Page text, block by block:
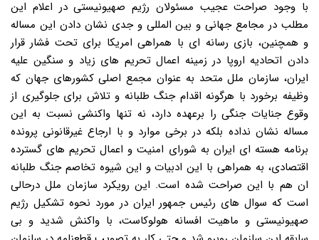
با وجود صراحت عجیب مسئولان رژیم صهیونیستی در اعلام این
مطلب در مجامع جهانی و بین المللی و جدی نشان دادن این مساله
و همچنین، بازی رسانه ای با همراهی امریکا برای تحت فشار قرار
دادن اتحادیه اروپا در زمینه اعمال تحریم های زیاد و سنگین علیه
ایران، سازمان ملل متحد به عنوان مجمع اصلی کشورهای جهان که
وظیفه برخورد با هرگونه اقدام جنگ طلبانه و تلاش برای جلوگیری از
وقوع جنایات جنگی را برعهده دارد، نه تنها واکنشی نسبت به این
مساله نشان نداده بلکه در برخی موارد و با ارجاع غیرقانونی پرونده
برنامه هسته ای ایران به شورای امنیت و اعمال تحریم های گسترده
اقتصادی، به همراهی با این ادبیات و این شیوه تخاصم جنگ طلبانه
ان هم با این صراحت شده است. این رویکرد سازمان ملل درحالی
است که سوال های رئیس جمهور ایران در مورد نحوه تشکیل رژیم
صهیونیستی و ماهیت افسانه هولوکاست، با واکنش شدید و بی